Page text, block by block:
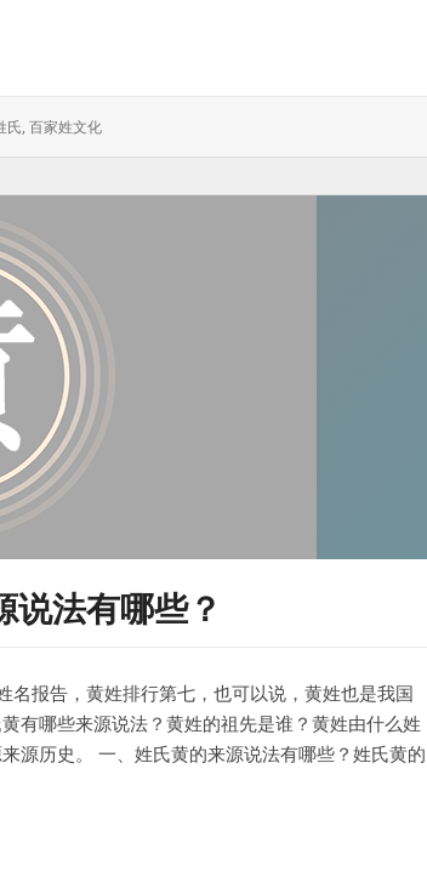
？
氏,百家姓文化
法有哪些？
报告，黄姓排行第七，也可以说，黄姓也是我国
有哪些来源说法？黄姓的祖先是谁？黄姓由什么姓
源历史。 一、姓氏黄的来源说法有哪些？姓氏黄的